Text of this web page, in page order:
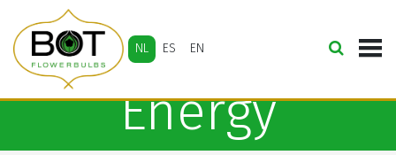
NL ES EN
Energy